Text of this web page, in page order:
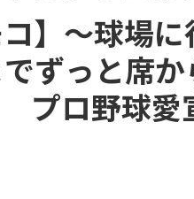
】〜球場
ずっと席
プロ野球愛